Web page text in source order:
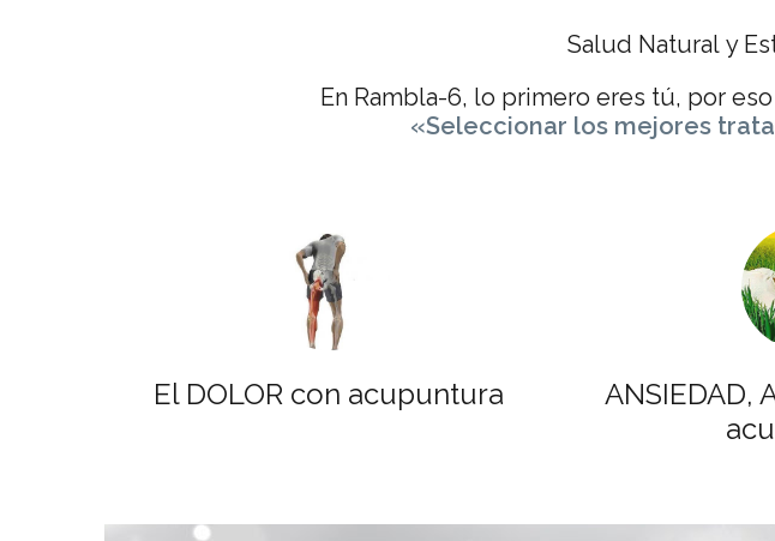
Salud Natural y
En Rambla-6, lo primero eres tú, por
«Seleccionar los mejores
El DOLOR con acupuntura
ANSIEDAD,